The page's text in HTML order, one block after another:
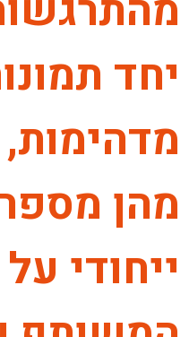
יחד
מהן
ייחודי